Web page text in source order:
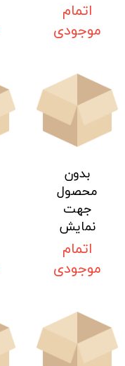
اتمام
موجودی
بدون
محصول
جهت
نمایش
اتمام
موجودی